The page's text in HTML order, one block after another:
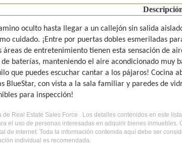
oculto hasta llegar a un callejón sin salida
cuidado. ¡Entre por puertas dobles esmeriladas
áreas de entretenimiento tienen esta sensación de
baterías, manteniendo el aire acondicionado muy
que puedes escuchar cantar a los pájaros!
BlueStar, con vista a la sala familiar y paredes de
para inspección!
de Real Estate Sales Force . Los detalles contenidos en este
el uso de personas interesadas en adquirir bienes
de internet. Toda la información contenida aquí debe ser
individual es recomendada.